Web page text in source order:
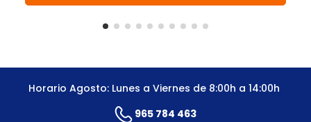
Horario Agosto: Lunes a Viernes de 8:00h a 14:00h
965 784 463